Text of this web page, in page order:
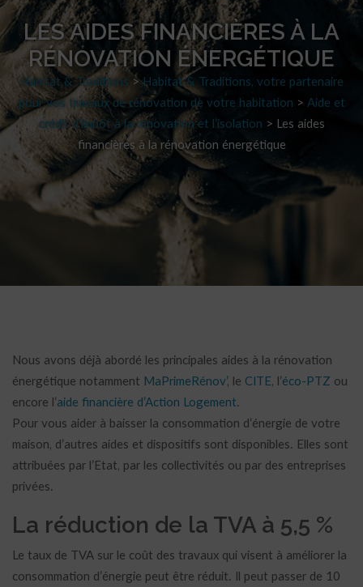
LES AIDES FINANCIÈRES À LA
RÉNOVATION ÉNERGÉTIQUE
Habitat & Traditions >Habitat & Traditions, votre partenaire
pour vos travaux de rénovation de votre habitation > Aide et
crédit d’impôt à la rénovation et l’isolation > Les aides
financières à la rénovation énergétique
Nous avons déjà abordé les principales aides à la rénovation
énergétique notamment MaPrimeRénov’, le CITE, l’éco-PTZ ou
encore l’aide financière d’Action Logement.
Pour vous aider à baisser la consommation d’énergie de votre
maison, d’autres aides et dispositifs sont disponibles. Elles sont
attribuées par l’Etat, par les collectivités ou par des entreprises
privées.
La réduction de la TVA à 5,5 %
Le taux de TVA sur le coût des travaux qui visent à améliorer la
consommation d’énergie peut être réduit. Il peut passer de 10